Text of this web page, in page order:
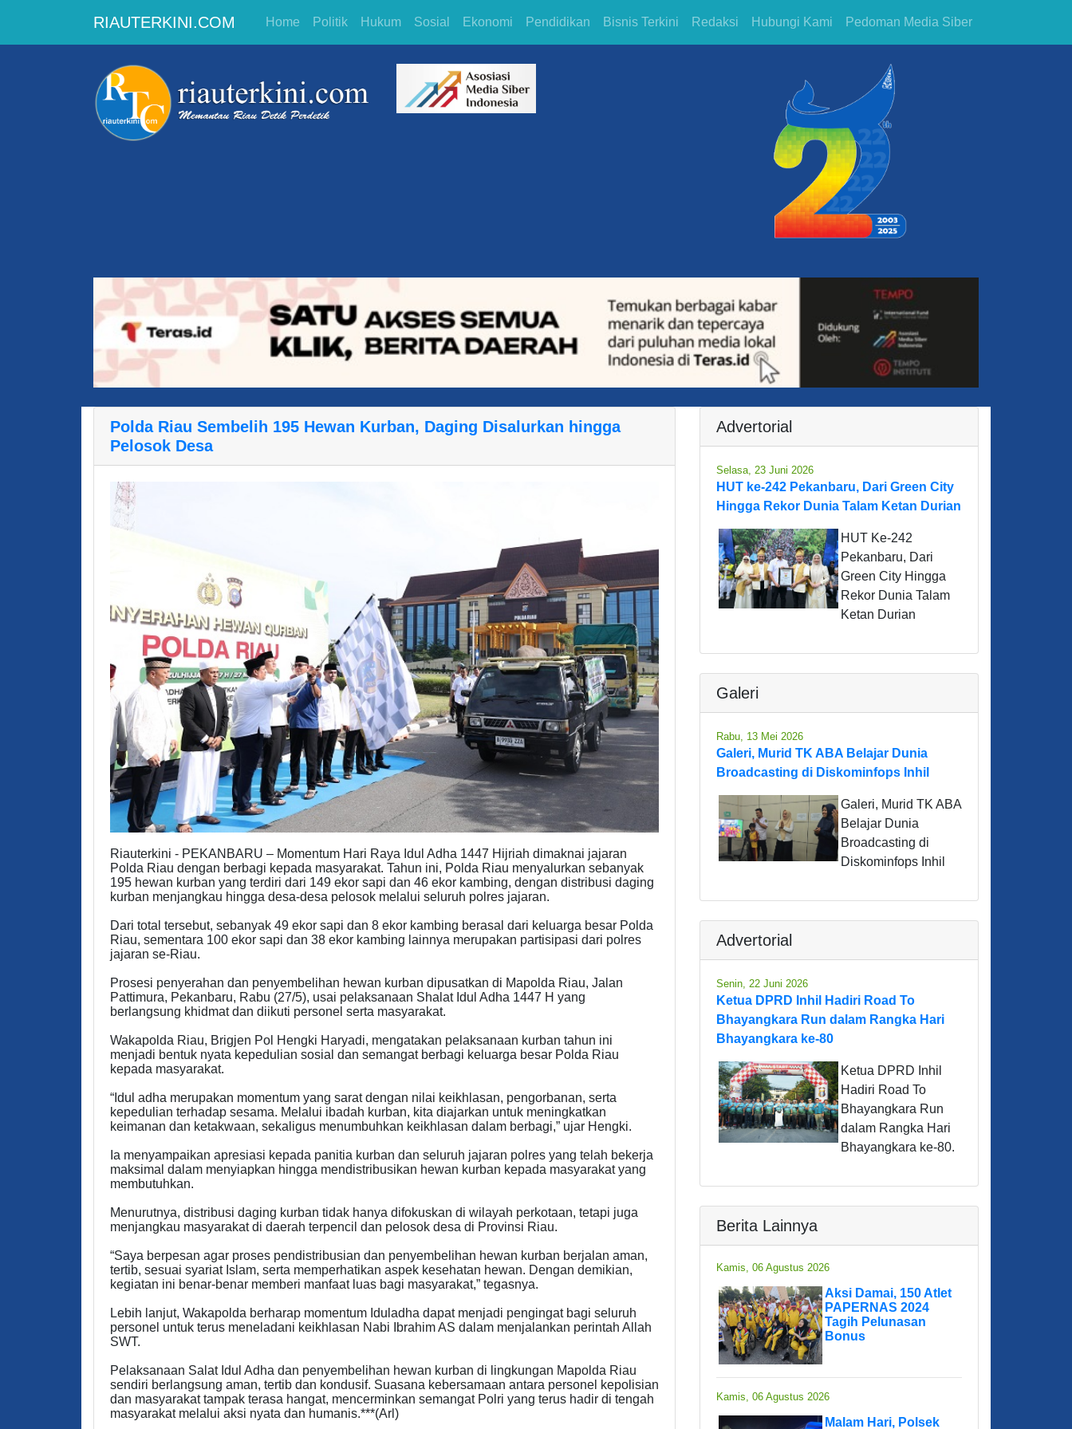
RIAUTERKINI.COM Home Politik Hukum Sosial Ekonomi Pendidikan Bisnis Terkini Redaksi Hubungi Kami Pedoman Media Siber
Polda Riau Sembelih 195 Hewan Kurban, Daging Disalurkan hingga
Pelosok Desa
Riauterkini - PEKANBARU – Momentum Hari Raya Idul Adha 1447 Hijriah dimaknai jajaran
Polda Riau dengan berbagi kepada masyarakat. Tahun ini, Polda Riau menyalurkan sebanyak
195 hewan kurban yang terdiri dari 149 ekor sapi dan 46 ekor kambing, dengan distribusi daging
kurban menjangkau hingga desa-desa pelosok melalui seluruh polres jajaran.
Dari total tersebut, sebanyak 49 ekor sapi dan 8 ekor kambing berasal dari keluarga besar Polda
Riau, sementara 100 ekor sapi dan 38 ekor kambing lainnya merupakan partisipasi dari polres
jajaran se-Riau.
Prosesi penyerahan dan penyembelihan hewan kurban dipusatkan di Mapolda Riau, Jalan
Pattimura, Pekanbaru, Rabu (27/5), usai pelaksanaan Shalat Idul Adha 1447 H yang
berlangsung khidmat dan diikuti personel serta masyarakat.
Wakapolda Riau, Brigjen Pol Hengki Haryadi, mengatakan pelaksanaan kurban tahun ini
menjadi bentuk nyata kepedulian sosial dan semangat berbagi keluarga besar Polda Riau
kepada masyarakat.
“Idul adha merupakan momentum yang sarat dengan nilai keikhlasan, pengorbanan, serta
kepedulian terhadap sesama. Melalui ibadah kurban, kita diajarkan untuk meningkatkan
keimanan dan ketakwaan, sekaligus menumbuhkan keikhlasan dalam berbagi,” ujar Hengki.
Ia menyampaikan apresiasi kepada panitia kurban dan seluruh jajaran polres yang telah bekerja
maksimal dalam menyiapkan hingga mendistribusikan hewan kurban kepada masyarakat yang
membutuhkan.
Menurutnya, distribusi daging kurban tidak hanya difokuskan di wilayah perkotaan, tetapi juga
menjangkau masyarakat di daerah terpencil dan pelosok desa di Provinsi Riau.
“Saya berpesan agar proses pendistribusian dan penyembelihan hewan kurban berjalan aman,
tertib, sesuai syariat Islam, serta memperhatikan aspek kesehatan hewan. Dengan demikian,
kegiatan ini benar-benar memberi manfaat luas bagi masyarakat,” tegasnya.
Lebih lanjut, Wakapolda berharap momentum Iduladha dapat menjadi pengingat bagi seluruh
personel untuk terus meneladani keikhlasan Nabi Ibrahim AS dalam menjalankan perintah Allah
SWT.
Pelaksanaan Salat Idul Adha dan penyembelihan hewan kurban di lingkungan Mapolda Riau
sendiri berlangsung aman, tertib dan kondusif. Suasana kebersamaan antara personel kepolisian
dan masyarakat tampak terasa hangat, mencerminkan semangat Polri yang terus hadir di tengah
masyarakat melalui aksi nyata dan humanis.***(Arl)
Advertorial
Selasa, 23 Juni 2026
HUT ke-242 Pekanbaru, Dari Green City
Hingga Rekor Dunia Talam Ketan Durian
HUT Ke-242
Pekanbaru, Dari
Green City Hingga
Rekor Dunia Talam
Ketan Durian
Galeri
Rabu, 13 Mei 2026
Galeri, Murid TK ABA Belajar Dunia
Broadcasting di Diskominfops Inhil
Galeri, Murid TK ABA
Belajar Dunia
Broadcasting di
Diskominfops Inhil
Advertorial
Senin, 22 Juni 2026
Ketua DPRD Inhil Hadiri Road To
Bhayangkara Run dalam Rangka Hari
Bhayangkara ke-80
Ketua DPRD Inhil
Hadiri Road To
Bhayangkara Run
dalam Rangka Hari
Bhayangkara ke-80.
Berita Lainnya
Kamis, 06 Agustus 2026
Aksi Damai, 150 Atlet
PAPERNAS 2024
Tagih Pelunasan
Bonus
Kamis, 06 Agustus 2026
Malam Hari, Polsek